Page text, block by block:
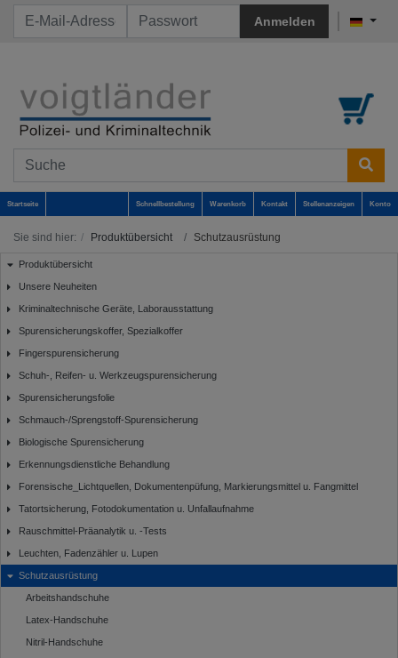
Anmelden
Startseite Schnellbestellung Warenkorb Kontakt Stellenanzeigen Konto
Sie sind hier: Produktübersicht Schutzausrüstung
Produktübersicht
Unsere Neuheiten
Kriminaltechnische Geräte, Laborausstattung
Spurensicherungskoffer, Spezialkoffer
Fingerspurensicherung
Schuh-, Reifen- u. Werkzeugspurensicherung
Spurensicherungsfolie
Schmauch-/Sprengstoff-Spurensicherung
Biologische Spurensicherung
Erkennungsdienstliche Behandlung
Forensische_Lichtquellen, Dokumentenpüfung, Markierungsmittel u. Fangmittel
Tatortsicherung, Fotodokumentation u. Unfallaufnahme
Rauschmittel-Präanalytik u. -Tests
Leuchten, Fadenzähler u. Lupen
Schutzausrüstung
Arbeitshandschuhe
Latex-Handschuhe
Nitril-Handschuhe